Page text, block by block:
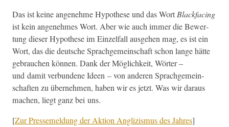
Das ist keine angenehme Hypothese und das WortBlack­fac­ing
ist kein angenehmes Wort. Aber wie auch immer die Bew­er­
tung dieser Hypothese im Einzelfall aus­ge­hen mag, es ist ein
Wort, das die deutsche Sprachge­mein­schaft schon lange hätte
gebrauchen kön­nen. Dank der Möglichkeit, Wörter –
und damit ver­bun­dene Ideen – von anderen Sprachge­mein­
schaften zu übernehmen, haben wir es jet­zt. Was wir daraus
machen, liegt ganz bei uns.
[Zur Pressemel­dung der Aktion Anglizis­mus des Jahres]